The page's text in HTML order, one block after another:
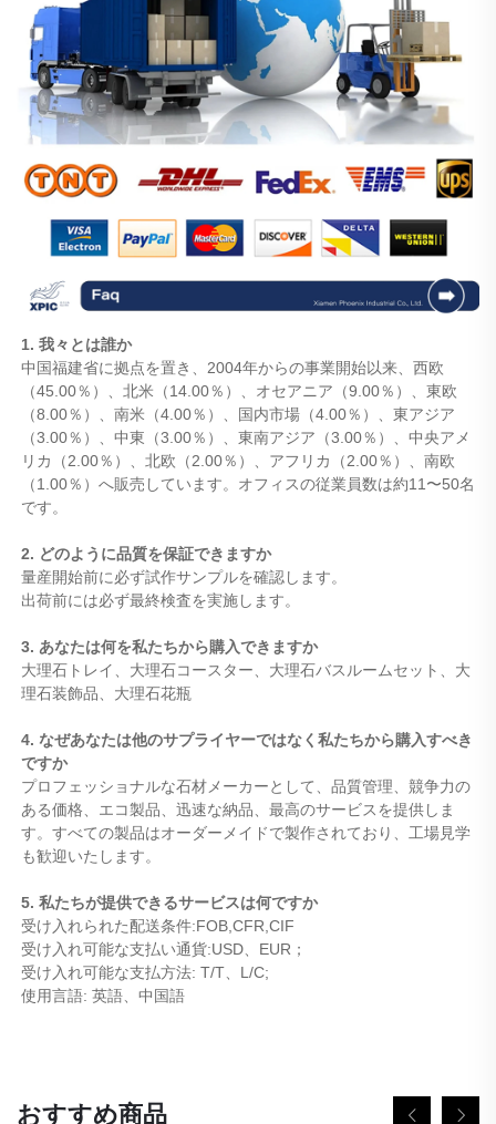
1. 我々とは誰か
中国福建省に拠点を置き、2004年からの事業開始以来、西欧
（45.00％）、北米（14.00％）、オセアニア（9.00％）、東欧
（8.00％）、南米（4.00％）、国内市場（4.00％）、東アジア
（3.00％）、中東（3.00％）、東南アジア（3.00％）、中央アメ
リカ（2.00％）、北欧（2.00％）、アフリカ（2.00％）、南欧
（1.00％）へ販売しています。オフィスの従業員数は約11〜50名
です。
2. どのように品質を保証できますか
量産開始前に必ず試作サンプルを確認します。
出荷前には必ず最終検査を実施します。
3. あなたは何を私たちから購入できますか
大理石トレイ、大理石コースター、大理石バスルームセット、大
理石装飾品、大理石花瓶
4. なぜあなたは他のサプライヤーではなく私たちから購入すべき
ですか
プロフェッショナルな石材メーカーとして、品質管理、競争力の
ある価格、エコ製品、迅速な納品、最高のサービスを提供しま
す。すべての製品はオーダーメイドで製作されており、工場見学
も歓迎いたします。
5. 私たちが提供できるサービスは何ですか
受け入れられた配送条件:FOB,CFR,CIF
受け入れ可能な支払い通貨:USD、EUR；
受け入れ可能な支払方法: T/T、L/C;
使用言語: 英語、中国語
おすすめ商品